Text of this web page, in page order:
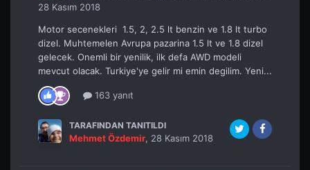
28 Kasım 2018
Motor secenekleri 1.5, 2, 2.5 lt benzin ve 1.8 lt turbo
dizel. Muhtemelen Avrupa pazarina 1.5 lt ve 1.8 dizel
gelecek. Onemli bir yenilik, ilk defa AWD modeli
mevcut olacak. Turkiye'ye gelir mi emin degilim. Yeni...
163 yanıt
TARAFINDAN TANITILDI
Mehmet Özdemir, 28 Kasım 2018